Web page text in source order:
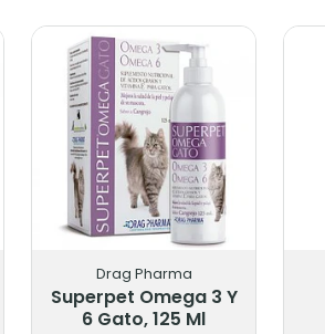
Drag Pharma
Superpet Omega 3 Y
6 Gato, 125 Ml